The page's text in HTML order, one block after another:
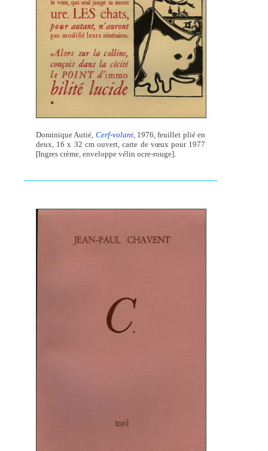
Dominique Autié, Cerf-volant, 1976, feuillet plié en
deux, 16 x 32 cm ouvert, carte de vœux pour 1977
[Ingres crème, enveloppe vélin ocre-rouge].